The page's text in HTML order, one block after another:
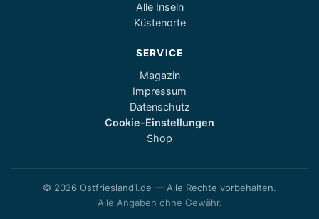
Alle Inseln
Küstenorte
SERVICE
Magazin
Impressum
Datenschutz
Cookie-Einstellungen
Shop
© 2026 Ostfriesland1.de — Alle Rechte vorbehalten.
Alle Angaben ohne Gewähr.